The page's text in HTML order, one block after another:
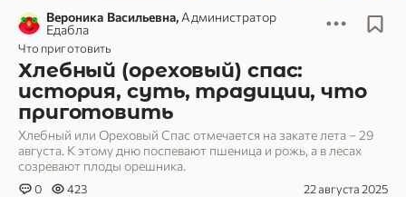
Вероника Васильевна, Администратор
Едабла
Что приготовить
Хлебный (ореховый) спас:
история, суть, традиции, что
приготовить
Хлебный или Ореховый Спас отмечается на закате лета – 29
августа. К этому дню поспевают пшеница и рожь, а в лесах
созревают плоды орешника.
0 423 22 августа 2025